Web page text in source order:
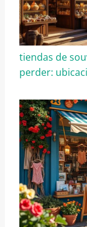
tiendas de
perder: